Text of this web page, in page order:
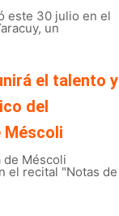
este 30 julio en el
un
el talento y
del
Méscoli
de Méscoli
el recital "Notas de